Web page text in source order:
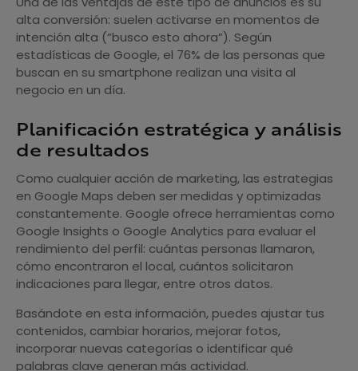
alta conversión: suelen activarse en momentos de
intención alta (“busco esto ahora”). Según
estadísticas de Google, el 76% de las personas que
buscan en su smartphone realizan una visita al
negocio en un día.
Planificación estratégica y análisis
de resultados
Como cualquier acción de marketing, las estrategias
en Google Maps deben ser medidas y optimizadas
constantemente. Google ofrece herramientas como
Google Insights o Google Analytics para evaluar el
rendimiento del perfil: cuántas personas llamaron,
cómo encontraron el local, cuántos solicitaron
indicaciones para llegar, entre otros datos.
Basándote en esta información, puedes ajustar tus
contenidos, cambiar horarios, mejorar fotos,
incorporar nuevas categorías o identificar qué
palabras clave generan más actividad.